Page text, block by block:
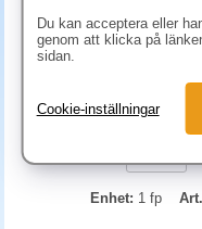
Enhet: 1 fp
Du kan acceptera eller
genom att klicka på
sidan.
Cookie-inställningar